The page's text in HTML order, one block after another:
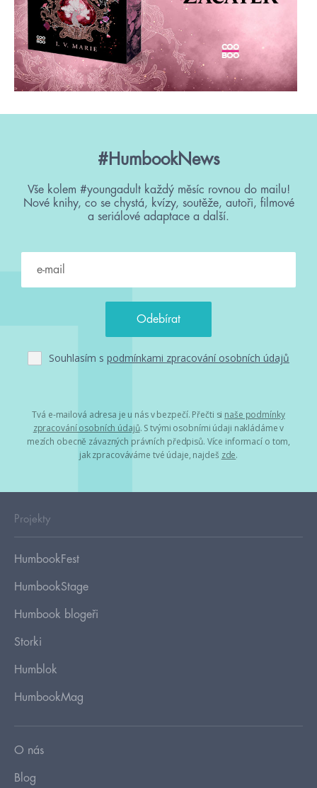
#HumbookNews
Vše kolem #youngadult každý měsíc rovnou do mailu!
Nové knihy, co se chystá, kvízy, soutěže, autoři, filmové
a seriálové adaptace a další.
Souhlasím s podmínkami zpracování osobních údajů
Tvá e-mailová adresa je u nás v bezpečí. Přečti si naše podmínky
zpracování osobních údajů. S tvými osobními údaji nakládáme v
mezích obecně závazných právních předpisů. Více informací o tom,
jak zpracováváme tvé údaje, najdeš zde.
Projekty
HumbookFest
HumbookStage
Humbook blogeři
Storki
Humblok
HumbookMag
O nás
Blog